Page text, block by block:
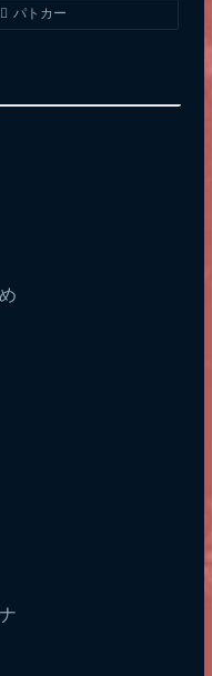
パトカー